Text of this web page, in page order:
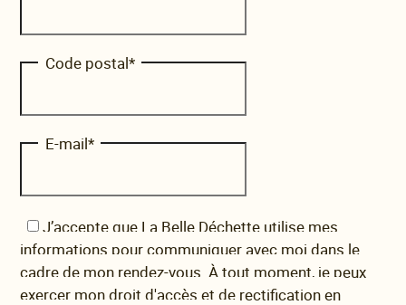
Code postal*
E-mail*
J’accepte que La Belle Déchette utilise mes
informations pour communiquer avec moi dans le
cadre de mon rendez-vous. À tout moment, je peux
exercer mon droit d'accès et de rectification en